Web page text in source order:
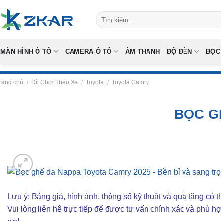
to
content
Tìm
kiếm:
MÀN HÌNH Ô TÔ CAMERA Ô TÔ ÂM THANH ĐỘ ĐÈN
chủ / Đồ Chơi Theo Xe / Toyota / Toyota Camry
BỌC
Lưu ý: Bảng giá, hình ảnh, thông số kỹ thuật và quà tặng có
Vui lòng liên hê trực tiếp để được tư vấn chính xác và phù